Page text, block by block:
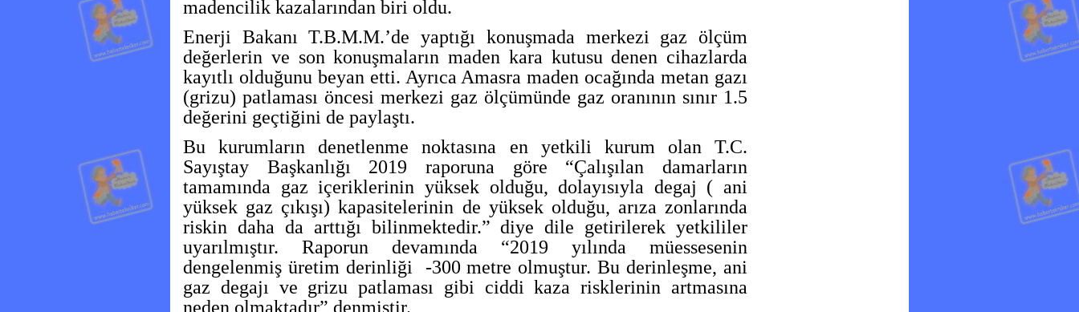
madencilik kazalarından biri oldu.
Enerji Bakanı T.B.M.M.’de yaptığı konuşmada merkezi gaz ölçüm
değerlerin ve son konuşmaların maden kara kutusu denen cihazlarda
kayıtlı olduğunu beyan etti. Ayrıca Amasra maden ocağında metan gazı
(grizu) patlaması öncesi merkezi gaz ölçümünde gaz oranının sınır 1.5
değerini geçtiğini de paylaştı.
Bu kurumların denetlenme noktasına en yetkili kurum olan T.C.
Sayıştay Başkanlığı 2019 raporuna göre “Çalışılan damarların
tamamında gaz içeriklerinin yüksek olduğu, dolayısıyla degaj ( ani
yüksek gaz çıkışı) kapasitelerinin de yüksek olduğu, arıza zonlarında
riskin daha da arttığı bilinmektedir.” diye dile getirilerek yetkililer
uyarılmıştır. Raporun devamında “2019 yılında müessesenin
dengelenmiş üretim derinliği -300 metre olmuştur. Bu derinleşme, ani
gaz degajı ve grizu patlaması gibi ciddi kaza risklerinin artmasına
neden olmaktadır” denmiştir.